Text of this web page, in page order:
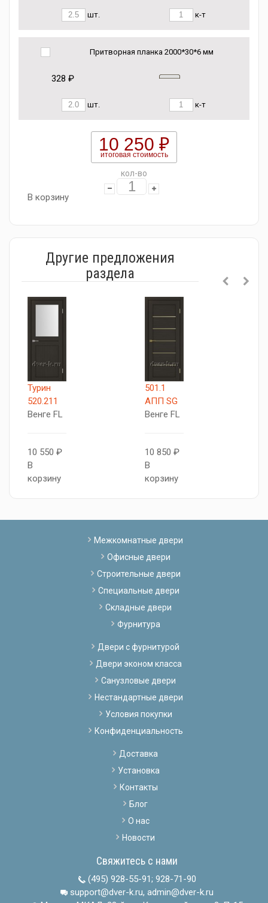
шт. к-т
Притворная планка 2000*30*6 мм
328 ₽
шт. к-т
10 250 ₽
итоговая стоимость
кол-во
В корзину
Другие предложения
раздела
Турин
520.211
Венге FL
10 550 ₽
В
корзину
501.1
АПП SG
Венге FL
10 850 ₽
В
корзину
Межкомнатные двери
Офисные двери
Строительные двери
Специальные двери
Складные двери
Фурнитура
Двери с фурнитурой
Двери эконом класса
Санузловые двери
Нестандартные двери
Условия покупки
Конфиденциальность
Доставка
Установка
Контакты
Блог
О нас
Новости
Свяжитесь с нами
(495) 928-55-91; 928-71-90
support@dver-k.ru, admin@dver-k.ru